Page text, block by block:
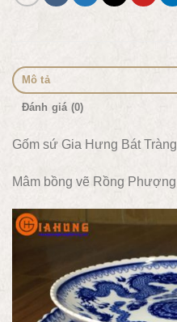
Mô tả
Đánh giá (0)
Gốm sứ Gia Hưng Bát Tràng
Mâm bồng vẽ Rồng Phượng